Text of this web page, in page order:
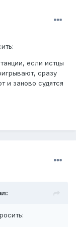
если истцы
сразу
и заново судятся